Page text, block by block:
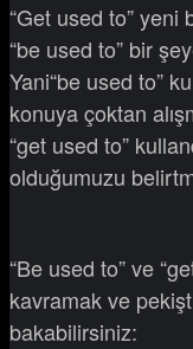
“Get used to” yeni
“be used to” bir
Yani“be used to”
konuya çoktan
“get used to”
olduğumuzu
“Be used to” ve
kavramak ve
bakabilirsiniz: